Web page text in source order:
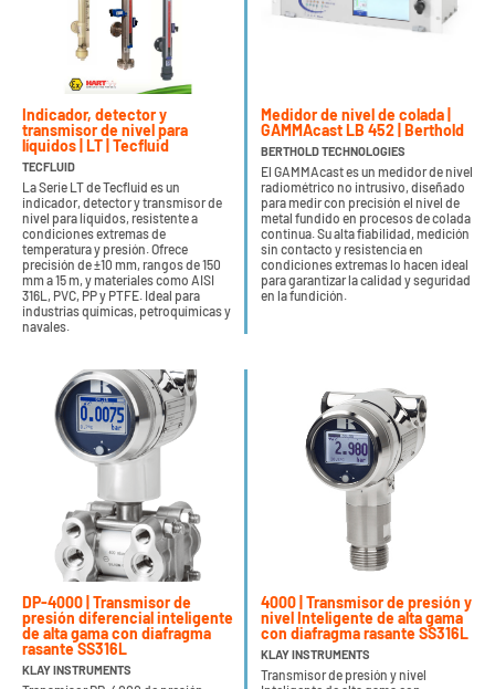
Indicador, detector y
transmisor de nivel para
líquidos | LT | Tecfluid
TECFLUID
La Serie LT de Tecfluid es un
indicador, detector y transmisor de
nivel para líquidos, resistente a
condiciones extremas de
temperatura y presión. Ofrece
precisión de ±10 mm, rangos de 150
mm a 15 m, y materiales como AISI
316L, PVC, PP y PTFE. Ideal para
industrias químicas, petroquímicas y
navales.
Medidor de nivel de colada |
GAMMAcast LB 452 | Berthold
BERTHOLD TECHNOLOGIES
El GAMMAcast es un medidor de nivel
radiométrico no intrusivo, diseñado
para medir con precisión el nivel de
metal fundido en procesos de colada
continua. Su alta fiabilidad, medición
sin contacto y resistencia en
condiciones extremas lo hacen ideal
para garantizar la calidad y seguridad
en la fundición.
DP-4000 | Transmisor de
presión diferencial inteligente
de alta gama con diafragma
rasante SS316L
KLAY INSTRUMENTS
4000 | Transmisor de presión y
nivel Inteligente de alta gama
con diafragma rasante SS316L
KLAY INSTRUMENTS
Transmisor de presión y nivel